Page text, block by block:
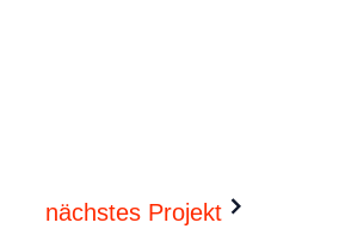
nächstes Projekt